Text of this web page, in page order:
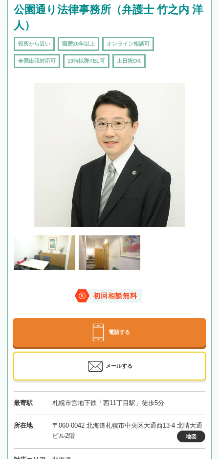
公園通り法律事務所（弁護士 竹之内 洋
人）
役所から近い 職歴20年以上 オンライン相談可
全国出張対応可 19時以降TEL可 土日祝OK
初回相談無料
電話する
メールする
最寄駅 札幌市営地下鉄「西11丁目駅」徒歩5分
所在地
〒060-0042 北海道札幌市中央区大通西13-4 北晴大通
ビル2階
地図